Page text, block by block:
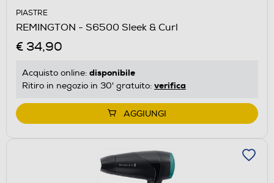
PIASTRE
REMINGTON - S6500 Sleek & Curl
€ 34,90
Acquisto online: disponibile
Ritiro in negozio in 30' gratuito: verifica
AGGIUNGI